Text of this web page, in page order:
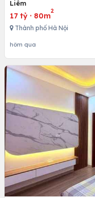
Liêm
17 tỷ · 80m
2
Thành phố Hà Nội
hôm qua